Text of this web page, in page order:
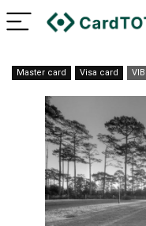
Master card Visa card VIB